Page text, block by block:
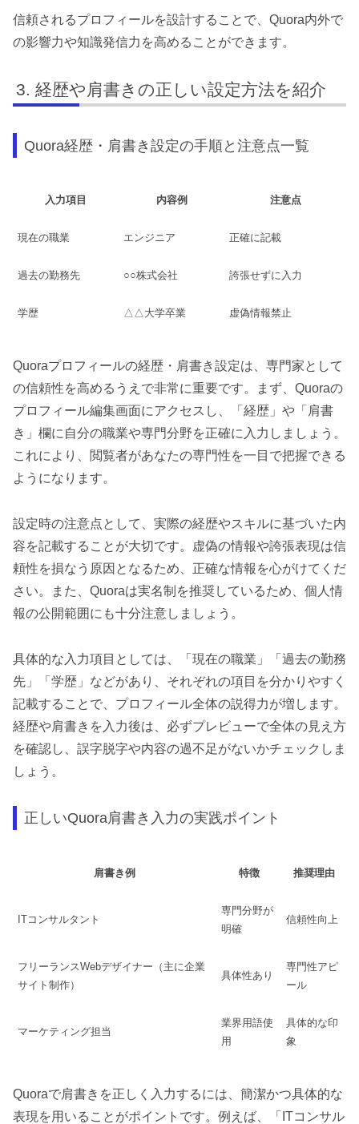
信頼されるプロフィールを設計することで、Quora内外で
の影響力や知識発信力を高めることができます。
経歴や肩書きの正しい設定方法を紹介
Quora経歴・肩書き設定の手順と注意点一覧
入力項目 内容例 注意点
現在の職業 エンジニア 正確に記載
過去の勤務先 ○○株式会社 誇張せずに入力
学歴 △△大学卒業 虚偽情報禁止
Quoraプロフィールの経歴・肩書き設定は、専門家として
の信頼性を高めるうえで非常に重要です。まず、Quoraの
プロフィール編集画面にアクセスし、「経歴」や「肩書
き」欄に自分の職業や専門分野を正確に入力しましょう。
これにより、閲覧者があなたの専門性を一目で把握できる
ようになります。
設定時の注意点として、実際の経歴やスキルに基づいた内
容を記載することが大切です。虚偽の情報や誇張表現は信
頼性を損なう原因となるため、正確な情報を心がけてくだ
さい。また、Quoraは実名制を推奨しているため、個人情
報の公開範囲にも十分注意しましょう。
具体的な入力項目としては、「現在の職業」「過去の勤務
先」「学歴」などがあり、それぞれの項目を分かりやすく
記載することで、プロフィール全体の説得力が増します。
経歴や肩書きを入力後は、必ずプレビューで全体の見え方
を確認し、誤字脱字や内容の過不足がないかチェックしま
しょう。
正しいQuora肩書き入力の実践ポイント
肩書き例 特徴 推奨理由
ITコンサルタント
専門分野が
明確
信頼性向上
フリーランスWebデザイナー（主に企業
サイト制作）
具体性あり
専門性アピ
ール
マーケティング担当
業界用語使
用
具体的な印
象
Quoraで肩書きを正しく入力するには、簡潔かつ具体的な
表現を用いることがポイントです。例えば、「ITコンサル